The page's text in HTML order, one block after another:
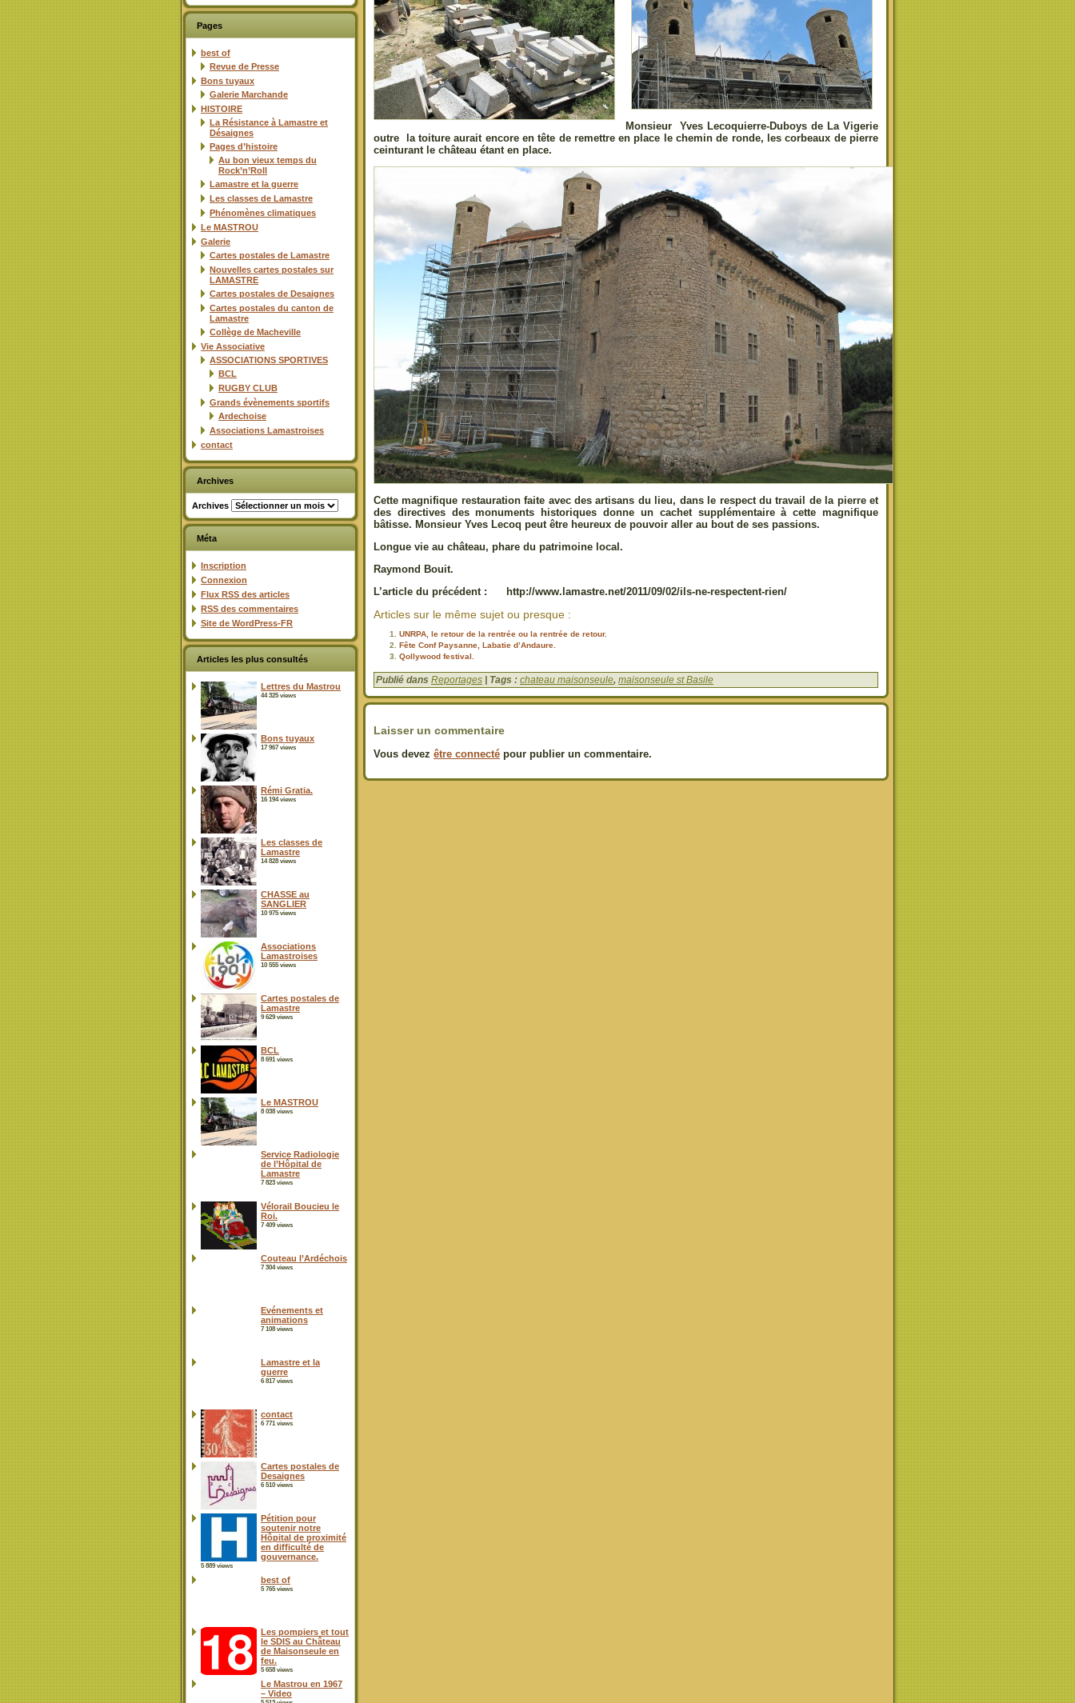
Pages
best of
Revue de Presse
Bons tuyaux
Galerie Marchande
HISTOIRE
La Résistance à Lamastre et
Désaignes
Pages d’histoire
Au bon vieux temps du
Rock’n’Roll
Lamastre et la guerre
Les classes de Lamastre
Phénomènes climatiques
Le MASTROU
Galerie
Cartes postales de Lamastre
Nouvelles cartes postales sur
LAMASTRE
Cartes postales de Desaignes
Cartes postales du canton de
Lamastre
Collège de Macheville
Vie Associative
ASSOCIATIONS SPORTIVES
BCL
RUGBY CLUB
Grands évènements sportifs
Ardechoise
Associations Lamastroises
contact
Archives
Archives
Méta
Inscription
Connexion
Flux RSS des articles
RSS des commentaires
Site de WordPress-FR
Articles les plus consultés
Lettres du Mastrou
44 325 views
Bons tuyaux
17 967 views
Rémi Gratia.
16 194 views
Les classes de
Lamastre
14 828 views
CHASSE au
SANGLIER
10 975 views
Associations
Lamastroises
10 555 views
Cartes postales de
Lamastre
9 629 views
BCL
8 691 views
Le MASTROU
8 038 views
Service Radiologie
de l’Hôpital de
Lamastre
7 823 views
Vélorail Boucieu le
Roi.
7 409 views
Couteau l’Ardéchois
7 304 views
Evénements et
animations
7 108 views
Lamastre et la
guerre
6 817 views
contact
6 771 views
Cartes postales de
Desaignes
6 510 views
Pétition pour
soutenir notre
Hôpital de proximité
en difficulté de
gouvernance.
5 889 views
best of
5 765 views
Les pompiers et tout
le SDIS au Château
de Maisonseule en
feu.
5 658 views
Le Mastrou en 1967
– Video
Monsieur Yves Lecoquierre-Duboys de La Vigerie
outre la toiture aurait encore en tête de remettre en place le chemin de ronde, les corbeaux de pierre
ceinturant le château étant en place.
Cette magnifique restauration faite avec des artisans du lieu, dans le respect du travail de la pierre et
des directives des monuments historiques donne un cachet supplémentaire à cette magnifique
bâtisse. Monsieur Yves Lecoq peut être heureux de pouvoir aller au bout de ses passions.
Longue vie au château, phare du patrimoine local.
Raymond Bouit.
L’article du précédent : http://www.lamastre.net/2011/09/02/ils-ne-respectent-rien/
Articles sur le même sujet ou presque :
UNRPA, le retour de la rentrée ou la rentrée de retour.
Fête Conf Paysanne, Labatie d’Andaure.
Qollywood festival.
Publié dans Reportages | Tags : chateau maisonseule, maisonseule st Basile
Laisser un commentaire
Vous devez être connecté pour publier un commentaire.